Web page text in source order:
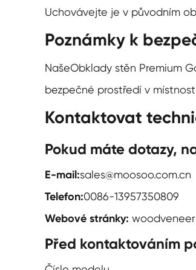
Uchovávejte je v původním
Poznámky k
NašeObklady stěn Premium
bezpečné prostředí v
Kontaktovat
Pokud máte dotazy,
E-mail:sales@moosoo.com.cn
Telefon:0086-13957350809
Webové stránky:
Před kontaktováním